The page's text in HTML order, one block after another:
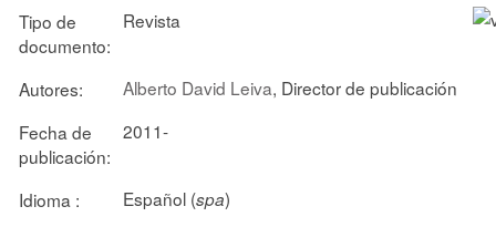
Tipo de
documento:
Revista
Autores: Alberto David Leiva, Director de publicación
Fecha de
publicación:
2011-
Idioma : Español (spa)